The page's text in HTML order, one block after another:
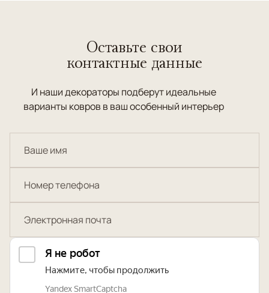
Оставьте свои
контактные данные
И наши декораторы подберут идеальные
варианты ковров в ваш особенный интерьер